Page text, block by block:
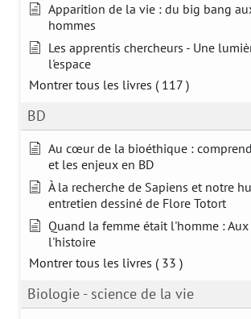
Apparition de la vie : du big bang
hommes
Les apprentis chercheurs - Une
l'espace
Montrer tous les livres ( 117 )
BD
Au cœur de la bioéthique :
et les enjeux en BD
À la recherche de Sapiens et notre
entretien dessiné de Flore Totort
Quand la femme était l'homme :
l'histoire
Montrer tous les livres ( 33 )
Biologie - science de la vie